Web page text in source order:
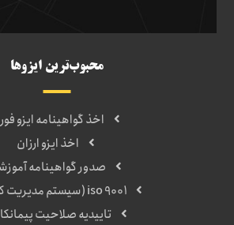
محبوب‌ترین ایزوها
اخذ گواهینامه ایزو
اخذ ایزو ارزان
صدور گواهینامه
iso 9001 (سیستم مدیریت کیفیت)
تاییدیه صلاحیت